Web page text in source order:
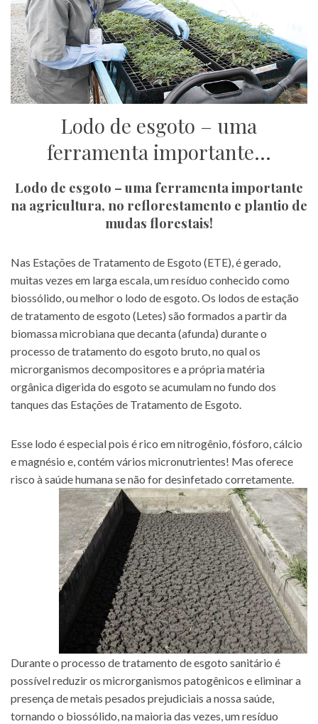
Lodo de esgoto – uma
ferramenta importante…
Lodo de esgoto – uma ferramenta importante
na agricultura, no reflorestamento e plantio de
mudas florestais!
Nas Estações de Tratamento de Esgoto (ETE), é gerado,
muitas vezes em larga escala, um resíduo conhecido como
biossólido, ou melhor o lodo de esgoto. Os lodos de estação
de tratamento de esgoto (Letes) são formados a partir da
biomassa microbiana que decanta (afunda) durante o
processo de tratamento do esgoto bruto, no qual os
microrganismos decompositores e a própria matéria
orgânica digerida do esgoto se acumulam no fundo dos
tanques das Estações de Tratamento de Esgoto.
Esse lodo é especial pois é rico em nitrogênio, fósforo, cálcio
e magnésio e, contém vários micronutrientes! Mas oferece
risco à saúde humana se não for desinfetado corretamente.
Durante o processo de tratamento de esgoto sanitário é
possível reduzir os microrganismos patogênicos e eliminar a
presença de metais pesados prejudiciais a nossa saúde,
tornando o biossólido, na maioria das vezes, um resíduo